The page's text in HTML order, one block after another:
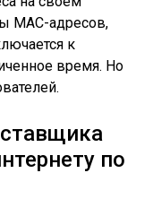
МАС-адресов,
к
время. Но
по